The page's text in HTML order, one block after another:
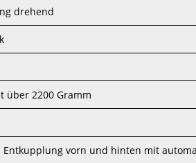
drehend
über 2200 Gramm
vorn und hinten mit